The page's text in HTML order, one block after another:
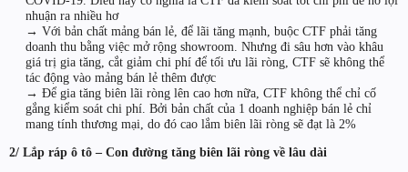
nhuận ra nhiều hơ
→ Với bản chất mảng bán lẻ, để lãi tăng mạnh, buộc CTF phải tăng
doanh thu bằng việc mở rộng showroom. Nhưng đi sâu hơn vào khâu
giá trị gia tăng, cắt giảm chi phí để tối ưu lãi ròng, CTF sẽ không thể
tác động vào mảng bán lẻ thêm được
→ Để gia tăng biên lãi ròng lên cao hơn nữa, CTF không thể chỉ cố
gắng kiểm soát chi phí. Bởi bản chất của 1 doanh nghiệp bán lẻ chỉ
mang tính thương mại, do đó cao lắm biên lãi ròng sẽ đạt là 2%
2/ Lắp ráp ô tô – Con đường tăng biên lãi ròng về lâu dài